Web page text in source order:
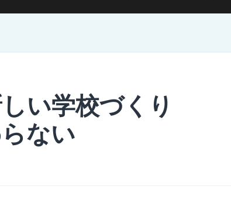
い学校づくり
ない